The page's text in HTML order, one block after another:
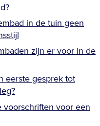
in de tuin geen
zijn er voor in de
eerste gesprek tot
voorschriften voor een